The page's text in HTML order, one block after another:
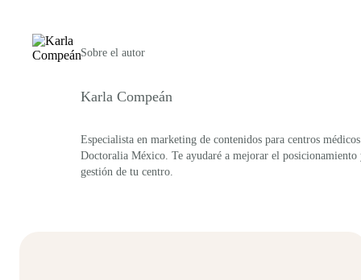
Sobre el autor
Karla Compeán
Especialista en marketing de contenidos para centros
Doctoralia México. Te ayudaré a mejorar el posicionamiento
gestión de tu centro.